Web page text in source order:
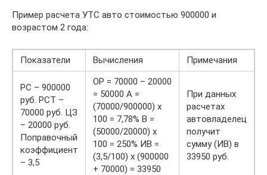
Пример расчета УТС авто стоимостью 900000 и
возрастом 2 года:
Показатели Вычисления Примечания
РС – 900000
руб. РСТ –
70000 руб. ЦЗ
– 20000 руб.
Поправочный
коэффициент
– 3,5
ОР = 70000 – 20000
= 50000 А =
(70000/900000) х
100 = 7,78% В =
(50000/20000) х
100 = 250% ИВ =
(3,5/100) х (900000
+ 70000) = 33950
При данных
расчетах
автовладелец
получит
сумму (ИВ) в
33950 руб.